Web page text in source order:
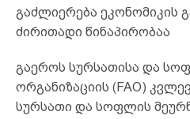
გაძლიერება ეკონომიკის
ძირითადი წინაპირობაა
გაეროს სურსათისა და
ორგანიზაციის (FAO)
სურსათი და სოფლის